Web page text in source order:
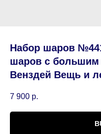
Набор шаров
шаров с
Венздей Вещь и
7 900 р.